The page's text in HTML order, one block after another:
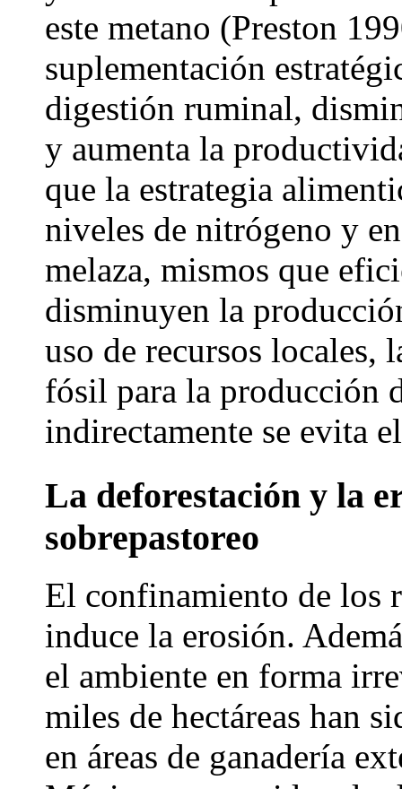
este metano (Preston
suplementación
digestión ruminal,
y aumenta la
que la estrategia
niveles de nitrógeno y
melaza, mismos que
disminuyen la
uso de recursos locales,
fósil para la producción
indirectamente se evita
La deforestación y la
sobrepastoreo
El confinamiento de los
induce la erosión.
el ambiente en forma
miles de hectáreas han
en áreas de ganadería